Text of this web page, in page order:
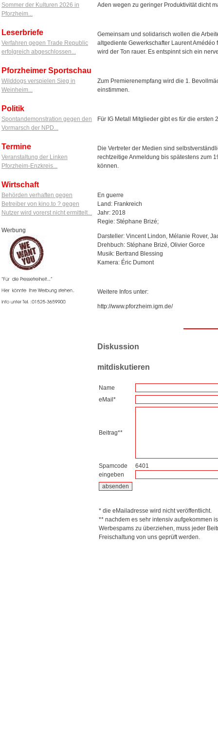
Sommer der Kulturen 2026 in
Pforzheim...
Leserbriefe
Verfahren gegen Trade Republic
erfolgreich abgeschlossen...
Pforzheimer Sportschau
Wilddogs verspielen Sieg in
Weinheim...
Politik
Spontandemonstration gegen den
Vormarsch der NPD...
Termine
Veranstaltung der Linken
Pforzheim-Enzkreis...
Wirtschaft
Behörden verhaften gegen
Betreiber von kino.to ? gegen
Nutzer wird vorerst nicht ermittelt...
Werbung
Aden wegen zu geringer Produktivität dicht
Gemeinsam und solidarisch wollen die
altgediente Gewerkschafter Laurent
wird der Ton rauer. Es entspinnt sich ein
Zum Premierenempfang wird die 1.
einstimmen.
Für IG Metall Mitglieder gibt es für die ersten
Die Vertreter der Medien sind
rechtzeitige Anmeldung bis spätestens zum
können.
En guerre
Land: Frankreich
Jahr: 2018
Regie: Stéphane Brizé;
Darsteller: Vincent Lindon, Mélanie Rover,
Drehbuch: Stéphane Brizé, Olivier Gorce
Musik: Bertrand Blessing
Kamera: Éric Dumont
Weitere Infos unter:
http://www.pforzheim.igm.de/
Diskussion
mitdiskutieren
Name
eMail*
Beitrag**
Spamcode
eingeben
6401
* die eMailadresse wird nicht veröffentlicht.
** nachdem es sehr intensiv aufgekommen
Werbespams zu überziehen, muss jeder
Freischaltung von uns geprüft werden.